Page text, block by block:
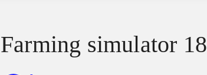
Farming simulator 18